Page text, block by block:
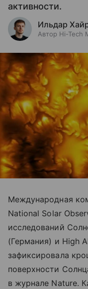
активности.
Ильдар
Автор Hi-Tech
Международная
National Solar
исследований
(Германия) и High
зафиксировала
поверхности
в журнале Nature.